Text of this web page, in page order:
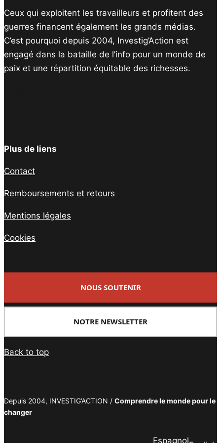
Ceux qui exploitent les travailleurs et profitent des
guerres financent également les grands médias.
C’est pourquoi depuis 2004, Investig’Action est
engagé dans la bataille de l’info pour un monde de
paix et une répartition équitable des richesses.
Plus de liens
Contact
Remboursements et retours
Mentions légales
Cookies
NOUS SOUTENIR
NOTRE NEWSLETTER
Back to top
Depuis 2004, INVESTIG’ACTION / Comprendre le monde pour le
changer
Espagnol